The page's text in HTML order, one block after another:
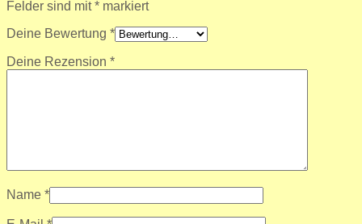
Felder sind mit* markiert
Deine Bewertung *
Deine Rezension *
Name *